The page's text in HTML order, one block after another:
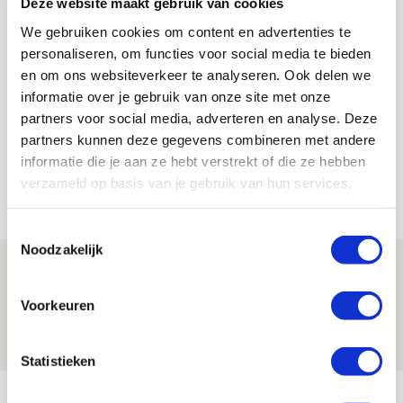
We gebruiken cookies om content en advertenties te
personaliseren, om functies voor social media te bieden
en om ons websiteverkeer te analyseren. Ook delen we
informatie over je gebruik van onze site met onze
partners voor social media, adverteren en analyse. Deze
partners kunnen deze gegevens combineren met andere
informatie die je aan ze hebt verstrekt of die ze hebben
verzameld op basis van je gebruik van hun services.
Noodzakelijk
Voorkeuren
Statistieken
De Redactie
Bekijk alle berichten van De Redactie
Net binnen //
Is dit de laatste wallpaper van Godts in
de Johan Cruijff Arena?